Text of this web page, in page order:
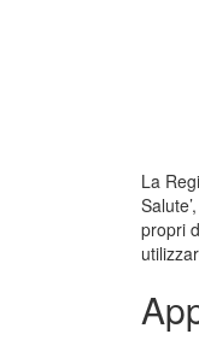
La
propri